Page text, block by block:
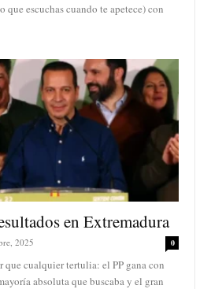
que escuchas cuando te apetece) con
en Extremadura
2025 0
que cualquier tertulia: el PP gana con
absoluta que buscaba y el gran